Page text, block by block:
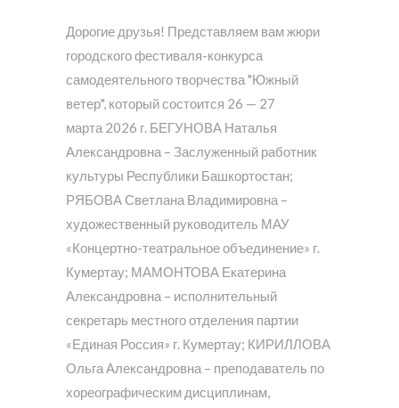
Дорогие друзья! Представляем вам жюри
городского фестиваля-конкурса
самодеятельного творчества "Южный
ветер", который состоится 26 — 27
марта 2026 г. БЕГУНОВА Наталья
Александровна – Заслуженный работник
культуры Республики Башкортостан;
РЯБОВА Светлана Владимировна –
художественный руководитель МАУ
«Концертно-театральное объединение» г.
Кумертау; МАМОНТОВА Екатерина
Александровна – исполнительный
секретарь местного отделения партии
«Единая Россия» г. Кумертау; КИРИЛЛОВА
Ольга Александровна – преподаватель по
хореографическим дисциплинам,